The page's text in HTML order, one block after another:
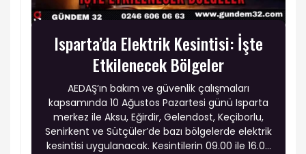
Isparta’da Elektrik Kesintisi: İşte
Etkilenecek Bölgeler
AEDAŞ’ın bakım ve güvenlik çalışmaları
kapsamında 10 Ağustos Pazartesi günü Isparta
merkez ile Aksu, Eğirdir, Gelendost, Keçiborlu,
Senirkent ve Sütçüler’de bazı bölgelerde elektrik
kesintisi uygulanacak. Kesintilerin 09.00 ile 16.00